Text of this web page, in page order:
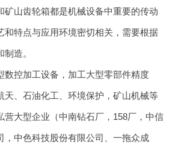
山齿轮箱都是机械设备中重要的传动
和特点与应用环境密切相关，需要根据
造。
控加工设备，加工大型零部件精度
天、石油化工、环境保护，矿山机械等
营大型企业（中南钻石厂，158厂，中信
，中色科技股份有限公司、一拖众成